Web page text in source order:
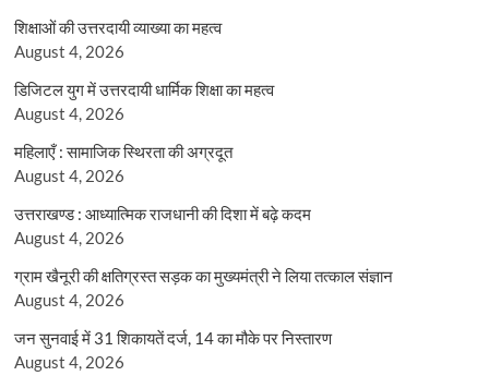
शिक्षाओं की उत्तरदायी व्याख्या का महत्व
August 4, 2026
डिजिटल युग में उत्तरदायी धार्मिक शिक्षा का महत्व
August 4, 2026
महिलाएँ : सामाजिक स्थिरता की अग्रदूत
August 4, 2026
उत्तराखण्ड : आध्यात्मिक राजधानी की दिशा में बढ़े कदम
August 4, 2026
ग्राम खैनूरी की क्षतिग्रस्त सड़क का मुख्यमंत्री ने लिया तत्काल संज्ञान
August 4, 2026
जन सुनवाई में 31 शिकायतें दर्ज, 14 का मौके पर निस्तारण
August 4, 2026